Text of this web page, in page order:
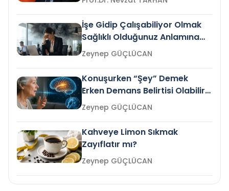
İşe Gidip Çalışabiliyor Olmak
Sağlıklı Olduğunuz Anlamına
Gelir mi?Zeynep GÜÇLÜCAN
Konuşurken “Şey” Demek
Erken Demans Belirtisi Olabilir
mi?
Zeynep GÜÇLÜCAN
Kahveye Limon Sıkmak
Zayıflatır mı?
Zeynep GÜÇLÜCAN